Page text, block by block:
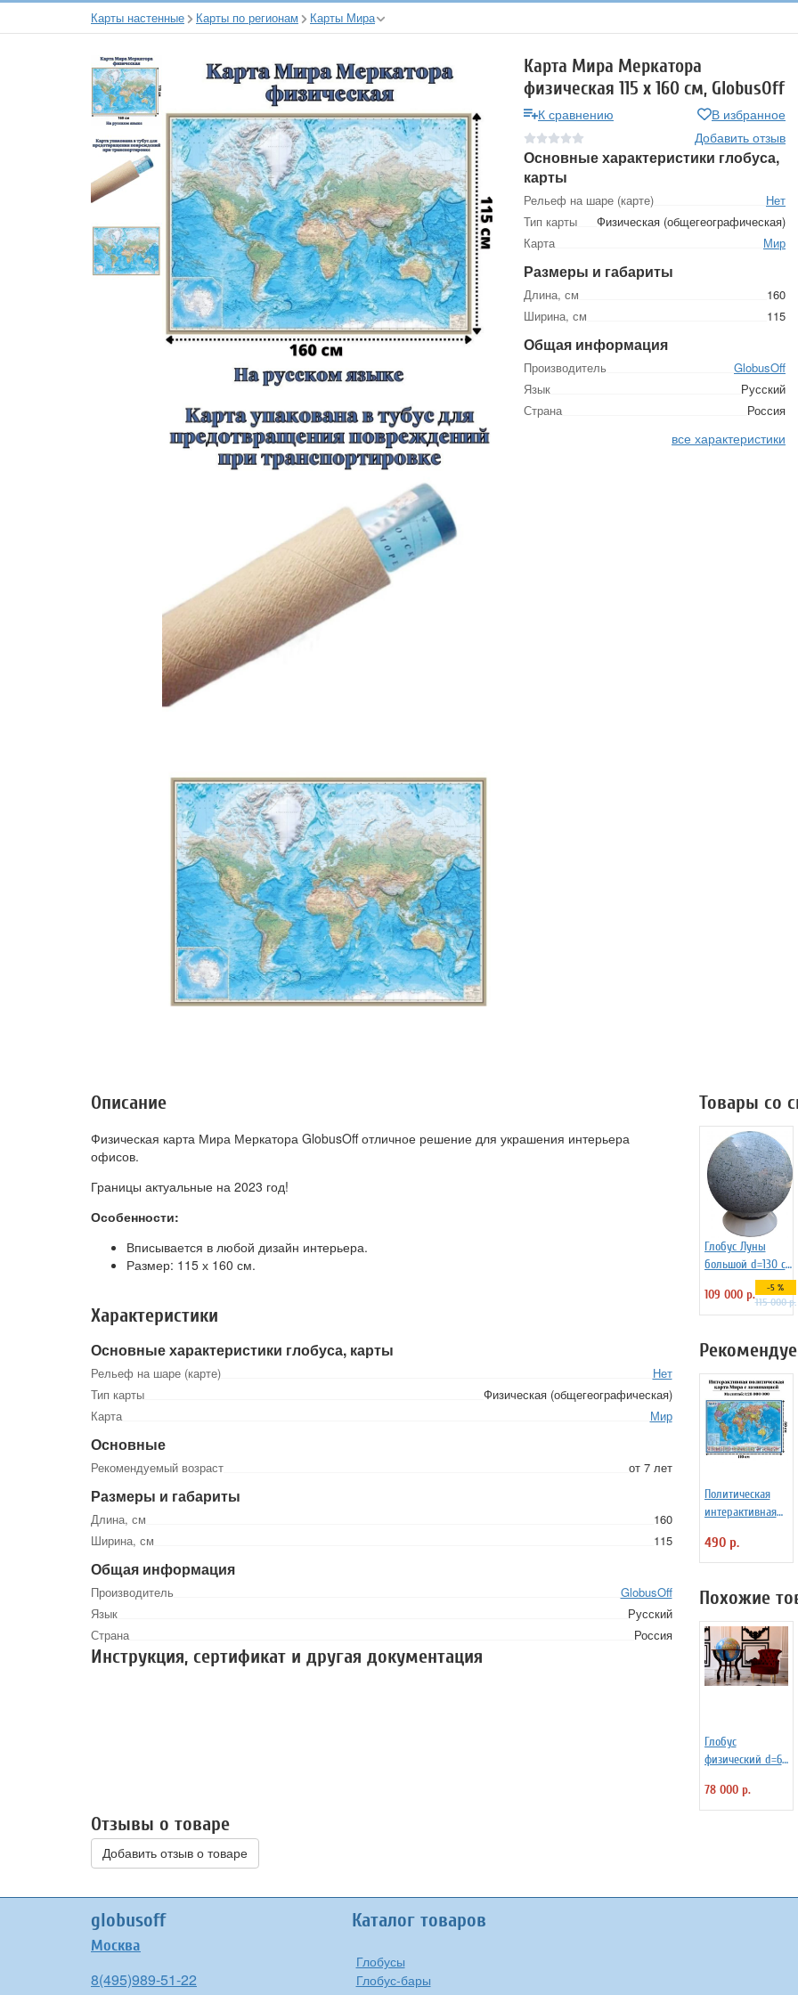
Карты настенные Карты по регионам Карты Мира
Карта Мира Меркатора
физическая 115 х 160 см, GlobusOff
К сравнению
В избранное
Добавить отзыв
Основные характеристики глобуса,
карты
Рельеф на шаре (карте)
Нет
Тип карты
Физическая (общегеографическая)
Карта
Мир
Размеры и габариты
Длина, см
160
Ширина, см
115
Общая информация
Производитель
GlobusOff
Язык
Русский
Страна
Россия
все характеристики
Описание
Физическая карта Мира Меркатора GlobusOff отличное решение для украшения интерьера
офисов.
Границы актуальные на 2023 год!
Особенности:
Вписывается в любой дизайн интерьера.
Размер: 115 х 160 см.
Характеристики
Основные характеристики глобуса, карты
Рельеф на шаре (карте)
Нет
Тип карты
Физическая (общегеографическая)
Карта
Мир
Основные
Рекомендуемый возраст от 7 лет
Размеры и габариты
Длина, см
160
Ширина, см
115
Общая информация
Производитель
GlobusOff
Язык
Русский
Страна
Россия
Инструкция, сертификат и другая документация
Товары со
Глобус Луны
большой d=130 см
на пластиковой
подставке
109 000 р. -5 %
115 000 р.
Политическая
интерактивная
ламинацией в
тубусе, 110 х 80
490 р.
Похожие
Глобус
физический d=64
деревянной
подставке
78 000 р.
Отзывы о товаре
Добавить отзыв о товаре
globusoff
Москва
8(495)989-51-22
Каталог товаров
Глобусы
Глобус-бары